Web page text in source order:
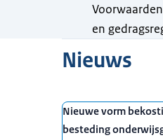
en
Nieuws
Nieuwe vorm
besteding